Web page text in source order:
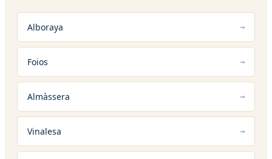
Alboraya
Foios
Almàssera
Vinalesa